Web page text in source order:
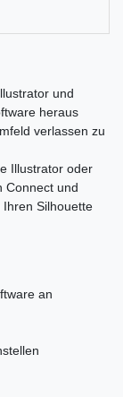
und
heraus
verlassen zu
Illustrator oder
Connect und
Silhouette
an